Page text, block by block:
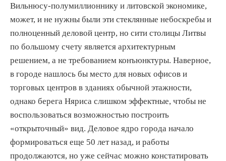
Вильнюсу-полумиллионнику и литовской экономике,
может, и не нужны были эти стеклянные небоскребы и
полноценный деловой центр, но сити столицы Литвы
по большому счету является архитектурным
решением, а не требованием конъюнктуры. Наверное,
в городе нашлось бы место для новых офисов и
торговых центров в зданиях обычной этажности,
однако берега Няриса слишком эффектные, чтобы не
воспользоваться возможностью построить
«открыточный» вид. Деловое ядро города начало
формироваться еще 50 лет назад, и работы
продолжаются, но уже сейчас можно констатировать